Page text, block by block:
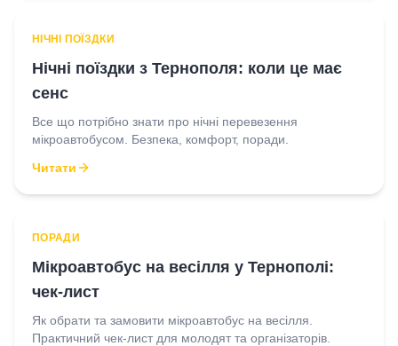
НІЧНІ ПОЇЗДКИ
Нічні поїздки з Тернополя: коли це має
сенс
Все що потрібно знати про нічні перевезення
мікроавтобусом. Безпека, комфорт, поради.
Читати
ПОРАДИ
Мікроавтобус на весілля у Тернополі:
чек-лист
Як обрати та замовити мікроавтобус на весілля.
Практичний чек-лист для молодят та організаторів.